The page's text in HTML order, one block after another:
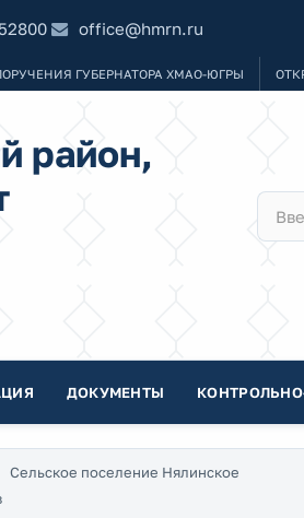
office@hmrn.ru
ГУБЕРНАТОРА ХМАО-ЮГРЫ
район,
ДОКУМЕНТЫ
Сельское поселение Нялинское